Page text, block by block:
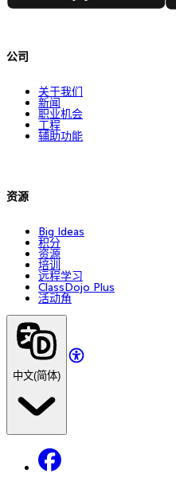
公司
关于我们
新闻
职业机会
工程
辅助功能
资源
Big Ideas
积分
资源
培训
远程学习
ClassDojo Plus
活动角
中文(简体)
Facebook